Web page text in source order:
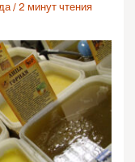
/2 минут чтения